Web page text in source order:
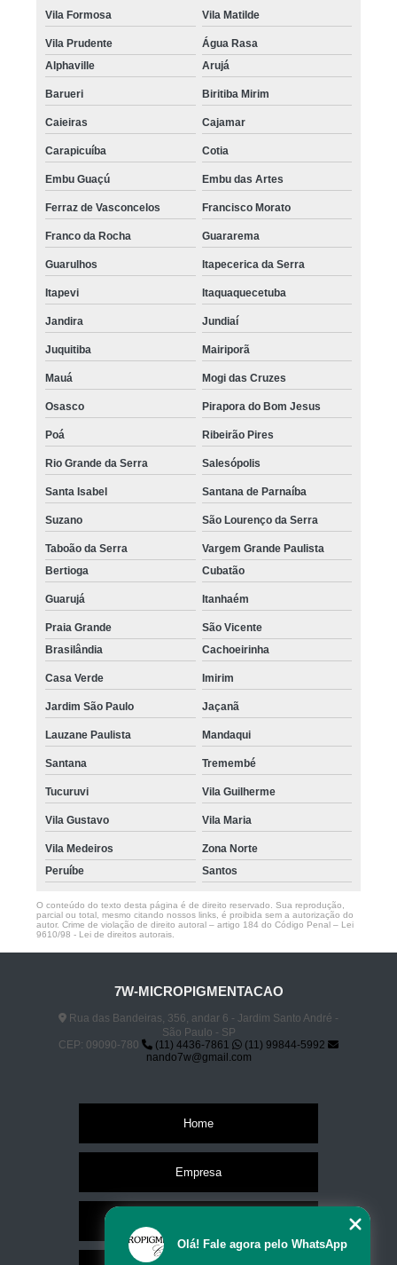
Vila Formosa Vila Matilde
Vila Prudente
Água Rasa
Alphaville
Arujá
Barueri Biritiba Mirim
Caieiras Cajamar
Carapicuíba Cotia
Embu Guaçú Embu das Artes
Ferraz de Vasconcelos Francisco Morato
Franco da Rocha Guararema
Guarulhos Itapecerica da Serra
Itapevi Itaquaquecetuba
Jandira Jundiaí
Juquitiba Mairiporã
Mauá Mogi das Cruzes
Osasco Pirapora do Bom Jesus
Poá Ribeirão Pires
Rio Grande da Serra Salesópolis
Santa Isabel Santana de Parnaíba
Suzano São Lourenço da Serra
Taboão da Serra
Vargem Grande Paulista
Bertioga
Cubatão
Guarujá Itanhaém
Praia Grande
São Vicente
Brasilândia
Cachoeirinha
Casa Verde Imirim
Jardim São Paulo Jaçanã
Lauzane Paulista Mandaqui
Santana Tremembé
Tucuruvi Vila Guilherme
Vila Gustavo Vila Maria
Vila Medeiros
Zona Norte
Peruíbe
Santos
O conteúdo do texto desta página é de direito reservado. Sua reprodução,
parcial ou total, mesmo citando nossos links, é proibida sem a autorização do
autor. Crime de violação de direito autoral – artigo 184 do Código Penal – Lei
9610/98 - Lei de direitos autorais
7W-MICROPIGMENTACAO
Rua das Bandeiras, 356, andar 6 - Jardim Santo André -
São Paulo - SP
CEP: 09090-780
(11) 4436-7861
(11) 99844-5992
nando7w@gmail.com
Home
Empresa
Olá! Fale agora pelo WhatsApp